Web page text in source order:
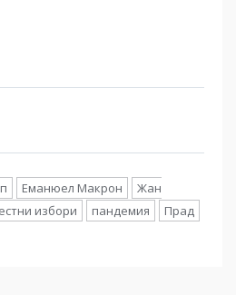
Еманюел Макрон
Жан
избори пандемия
Прад